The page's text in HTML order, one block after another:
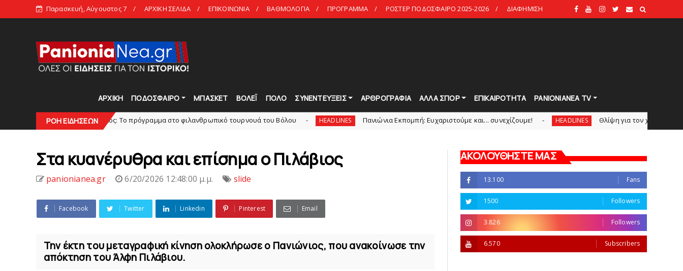
Παρασκευή, Αύγουστος 7 ΑΡΧΙΚΗ ΣΕΛΙΔΑ ΕΠΙΚΟΙΝΩΝΙΑ ΒΑΘΜΟΛΟΓΙΑ ΠΡΟΓΡΑΜΜΑ ΡΟΣΤΕΡ ΠΟΔΟΣΦΑΙΡΟ 2025-2026 ΔΙΑΦΗΜΙΣΗ
ΑΡΧΙΚΗ ΠΟΔΟΣΦΑΙΡΟ ΜΠΑΣΚΕΤ ΒΟΛΕΪ ΠΟΛΟ ΣΥΝΕΝΤΕΥΞΕΙΣ ΑΡΘΡΟΓΡΑΦΙΑ ΑΛΛΑ ΣΠΟΡ ΕΠΙΚΑΙΡΟΤΗΤΑ PANIONIANEA TV
ΡΟΗ ΕΙΔΗΣΕΩΝ
Πανιώνιoς: Tο πρόγραμμα στο φιλανθρωπικό τουρνουά του Bόλου HEADLINES Πανιώνια Εκπομπή: Eυχαριστούμε και... συνεχίζουμε! HEADLINES Θλίψη για τον χαμό του Γιώργου
Στα κυανέρυθρα και επίσημα o Πιλάβιος
panionianea.gr 6/20/2026 12:48:00 μ.μ. slide
Facebook Twitter Linkedin Pinterest Email
Την έκτη του μεταγραφική κίνηση ολοκλήρωσε ο Πανιώνιος, που ανακοίνωσε την
απόκτηση του Άλφη Πιλάβιου.
ΑΚΟΛΟΥΘΗΣΤΕ ΜΑΣ
13.100 Fans
1500 Followers
3.826 Followers
6.570 Subscribers